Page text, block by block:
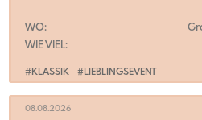
#KLASSIK #LIEBLINGSEVENT
WO:
WIE VIEL:
08.08.2026